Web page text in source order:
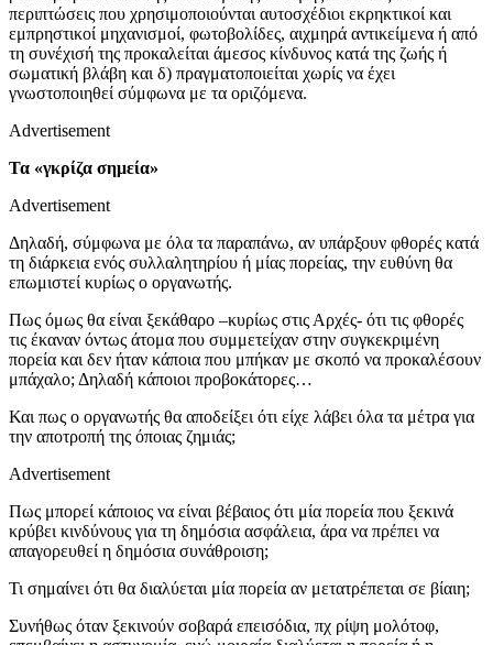
περιπτώσεις που χρησιμοποιούνται αυτοσχέδιοι εκρηκτικοί και
εμπρηστικοί μηχανισμοί, φωτοβολίδες, αιχμηρά αντικείμενα ή από
τη συνέχισή της προκαλείται άμεσος κίνδυνος κατά της ζωής ή
σωματική βλάβη και δ) πραγματοποιείται χωρίς να έχει
γνωστοποιηθεί σύμφωνα με τα οριζόμενα.
Advertisement
Τα «γκρίζα σημεία»
Advertisement
Δηλαδή, σύμφωνα με όλα τα παραπάνω, αν υπάρξουν φθορές κατά
τη διάρκεια ενός συλλαλητηρίου ή μίας πορείας, την ευθύνη θα
επωμιστεί κυρίως ο οργανωτής.
Πως όμως θα είναι ξεκάθαρο –κυρίως στις Αρχές- ότι τις φθορές
τις έκαναν όντως άτομα που συμμετείχαν στην συγκεκριμένη
πορεία και δεν ήταν κάποια που μπήκαν με σκοπό να προκαλέσουν
μπάχαλο; Δηλαδή κάποιοι προβοκάτορες…
Και πως ο οργανωτής θα αποδείξει ότι είχε λάβει όλα τα μέτρα για
την αποτροπή της όποιας ζημιάς;
Advertisement
Πως μπορεί κάποιος να είναι βέβαιος ότι μία πορεία που ξεκινά
κρύβει κινδύνους για τη δημόσια ασφάλεια, άρα να πρέπει να
απαγορευθεί η δημόσια συνάθροιση;
Τι σημαίνει ότι θα διαλύεται μία πορεία αν μετατρέπεται σε βίαιη;
Συνήθως όταν ξεκινούν σοβαρά επεισόδια, πχ ρίψη μολότοφ,